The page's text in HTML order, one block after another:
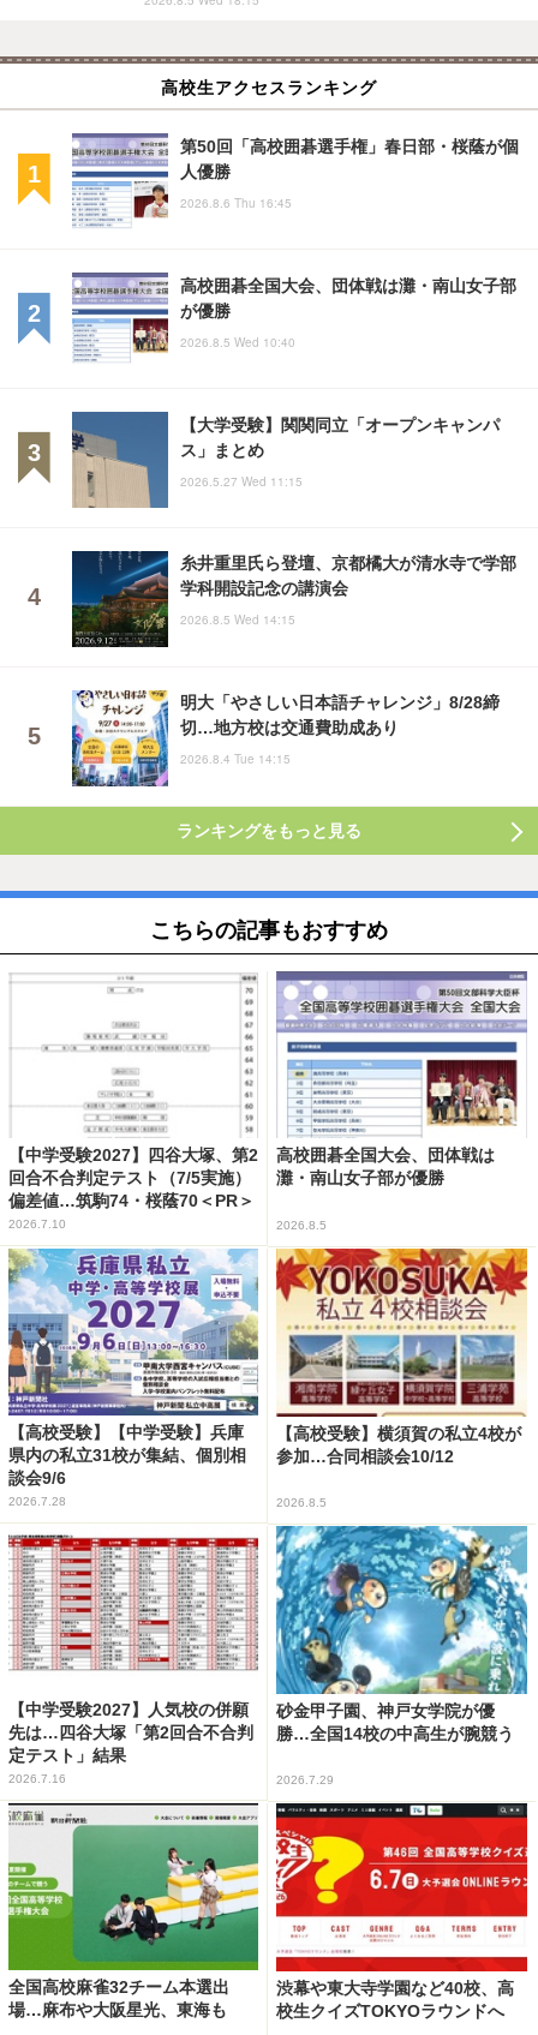
高校生アクセスランキング
第50回「高校囲碁選手権」春日部・桜蔭が個
人優勝
2026.8.6 Thu 16:45
高校囲碁全国大会、団体戦は灘・南山女子部
が優勝
2026.8.5 Wed 10:40
【大学受験】関関同立「オープンキャンパ
ス」まとめ
2026.5.27 Wed 11:15
糸井重里氏ら登壇、京都橘大が清水寺で学部
学科開設記念の講演会
2026.8.5 Wed 14:15
明大「やさしい日本語チャレンジ」8/28締
切…地方校は交通費助成あり
2026.8.4 Tue 14:15
ランキングをもっと見る
こちらの記事もおすすめ
【中学受験2027】四谷大塚、第2
回合不合判定テスト（7/5実施）
偏差値…筑駒74・桜蔭70＜PR＞
2026.7.10
高校囲碁全国大会、団体戦は
灘・南山女子部が優勝
2026.8.5
【高校受験】【中学受験】兵庫
県内の私立31校が集結、個別相
談会9/6
2026.7.28
【高校受験】横須賀の私立4校が
参加…合同相談会10/12
2026.8.5
【中学受験2027】人気校の併願
先は…四谷大塚「第2回合不合判
定テスト」結果
2026.7.16
砂金甲子園、神戸女学院が優
勝…全国14校の中高生が腕競う
2026.7.29
全国高校麻雀32チーム本選出
場…麻布や大阪星光、東海も
渋幕や東大寺学園など40校、高
校生クイズTOKYOラウンドへ